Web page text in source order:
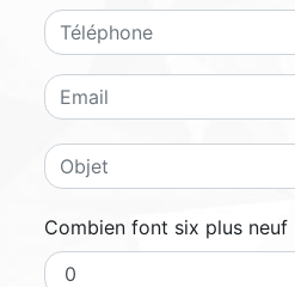
Combien font six plus neuf